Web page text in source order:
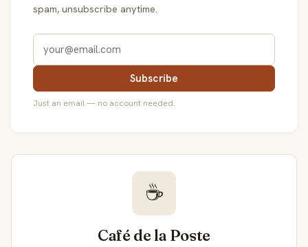
spam, unsubscribe anytime.
Subscribe
Just an email — no account needed.
☕
Café de la Poste